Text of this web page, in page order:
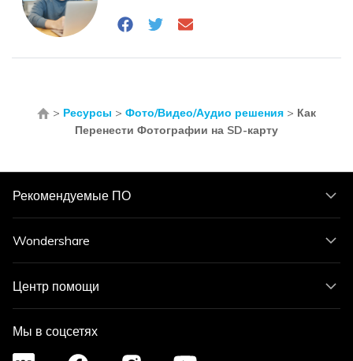
> Ресурсы > Фото/Видео/Аудио решения > Как
Перенести Фотографии на SD-карту
Рекомендуемые ПО
Wondershare
Центр помощи
Мы в соцсетях